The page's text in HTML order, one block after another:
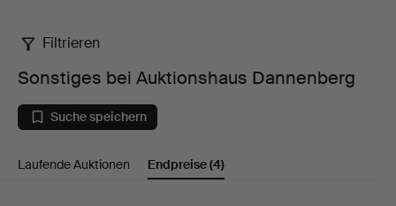
Sonstiges
bei
Auktionshaus
Dannenberg
Filtrieren
Sonstiges bei Auktionshaus Dannenberg
Suche speichern
Laufende Auktionen Endpreise(4)